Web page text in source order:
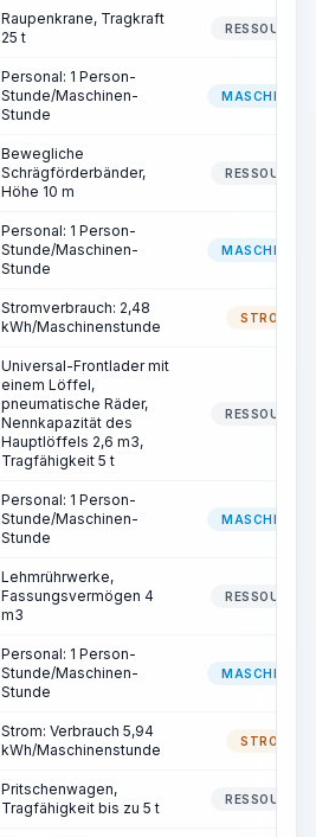
Raupenkrane, Tragkraft
25 t
RESSOURCE
Personal: 1 Person-
Stunde/Maschinen-
Stunde
MASCHINIST
Bewegliche
Schrägförderbänder,
Höhe 10 m
RESSOURCE
Personal: 1 Person-
Stunde/Maschinen-
Stunde
MASCHINIST
Stromverbrauch: 2,48
kWh/Maschinenstunde
STROM
Universal-Frontlader mit
einem Löffel,
pneumatische Räder,
Nennkapazität des
Hauptlöffels 2,6 m3,
Tragfähigkeit 5 t
RESSOURCE
Personal: 1 Person-
Stunde/Maschinen-
Stunde
MASCHINIST
Lehmrührwerke,
Fassungsvermögen 4
m3
RESSOURCE
Personal: 1 Person-
Stunde/Maschinen-
Stunde
MASCHINIST
Strom: Verbrauch 5,94
kWh/Maschinenstunde
STROM
Pritschenwagen,
Tragfähigkeit bis zu 5 t
RESSOURCE